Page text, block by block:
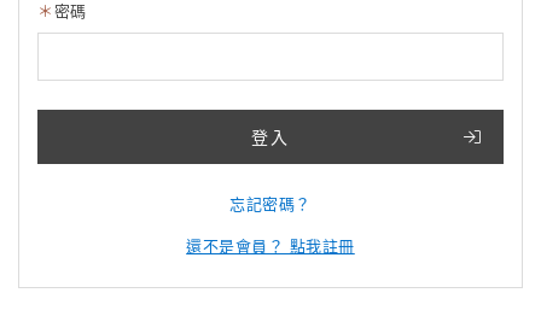
密碼
登入
忘記密碼？
還不是會員？ 點我註冊